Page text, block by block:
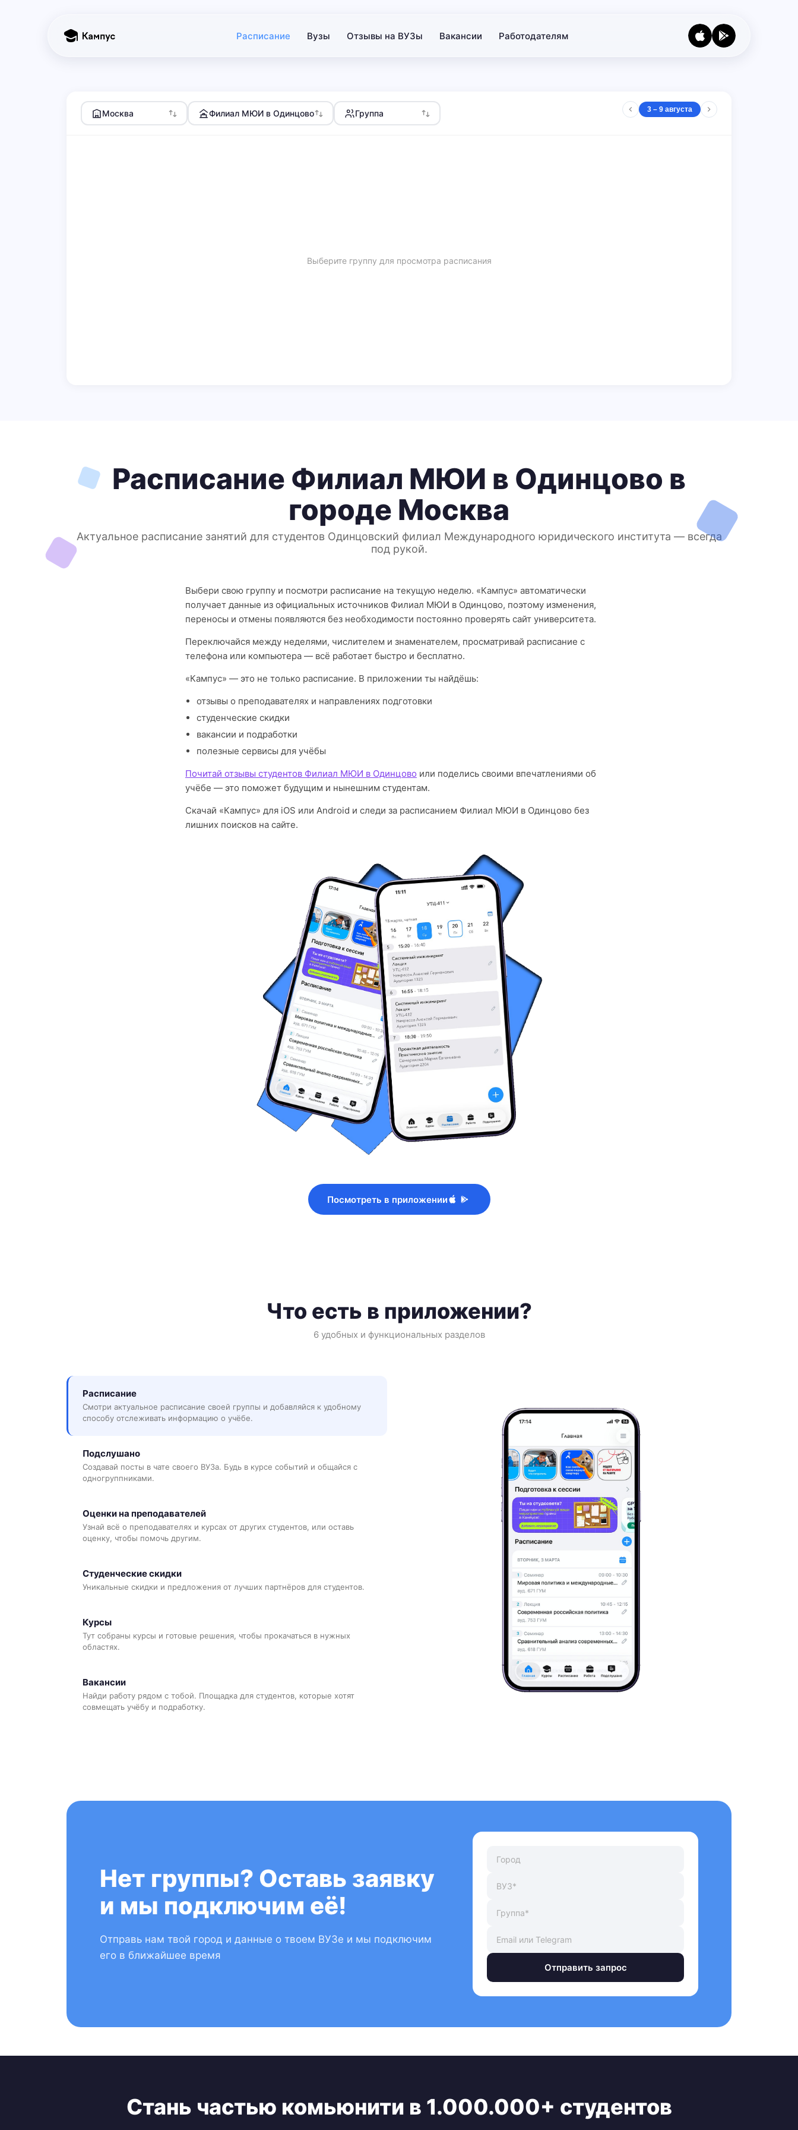
Расписание Вузы Отзывы на ВУЗы Вакансии Работодателям
Москва Филиал МЮИ в Одинцово Группа 3 – 9 августа
Выберите группу для просмотра расписания
Расписание Филиал МЮИ в Одинцово в
городе Москва
Актуальное расписание занятий для студентов Одинцовский филиал Международного юридического института — всегда
под рукой.
Выбери свою группу и посмотри расписание на текущую неделю. «Кампус» автоматически
получает данные из официальных источников Филиал МЮИ в Одинцово, поэтому изменения,
переносы и отмены появляются без необходимости постоянно проверять сайт университета.
Переключайся между неделями, числителем и знаменателем, просматривай расписание с
телефона или компьютера — всё работает быстро и бесплатно.
«Кампус» — это не только расписание. В приложении ты найдёшь:
отзывы о преподавателях и направлениях подготовки
студенческие скидки
вакансии и подработки
полезные сервисы для учёбы
Почитай отзывы студентов Филиал МЮИ в Одинцово или поделись своими впечатлениями об
учёбе — это поможет будущим и нынешним студентам.
Скачай «Кампус» для iOS или Android и следи за расписанием Филиал МЮИ в Одинцово без
лишних поисков на сайте.
Посмотреть в приложении
Что есть в приложении?
6 удобных и функциональных разделов
Расписание
Смотри актуальное расписание своей группы и добавляйся к удобному
способу отслеживать информацию о учёбе.
Подслушано
Создавай посты в чате своего ВУЗа. Будь в курсе событий и общайся с
одногруппниками.
Оценки на преподавателей
Узнай всё о преподавателях и курсах от других студентов, или оставь
оценку, чтобы помочь другим.
Студенческие скидки
Уникальные скидки и предложения от лучших партнёров для студентов.
Курсы
Тут собраны курсы и готовые решения, чтобы прокачаться в нужных
областях.
Вакансии
Найди работу рядом с тобой. Площадка для студентов, которые хотят
совмещать учёбу и подработку.
Нет группы? Оставь заявку
и мы подключим её!
Отправь нам твой город и данные о твоем ВУЗе и мы подключим
его в ближайшее время
Отправить запрос
Стань частью комьюнити в 1.000.000+ студентов